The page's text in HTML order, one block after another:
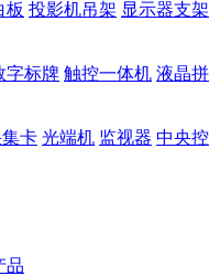
板 投影机吊架 显示器支架
字标牌 触控一体机 液晶
卡 光端机 监视器 中央
品